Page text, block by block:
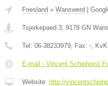
Friesland » Wanswerd |
Tsjerkepaed 3 9178 GN
Tel: 06-38233979 , Fax: - ,
E-mail › Vincent Schiphorst
Website: http://